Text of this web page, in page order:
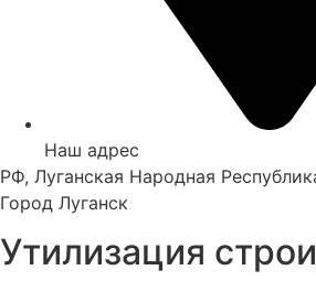
Наш адрес
РФ, Луганская Народная
Город Луганск
Утилизация